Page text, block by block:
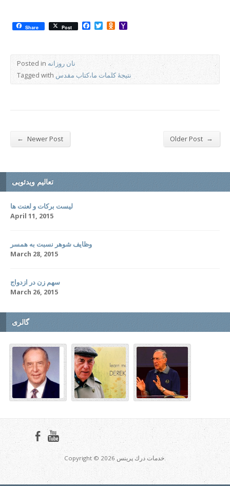
Share Post Facebook
TwitterOdnoklassniki
Posted in نان روزانه
Tagged withنتیجۀ کلمات ما،کتاب مقدس
← Newer Post Older Post →
تعالیم ویدئویی
لیست برکات و لعنت ها
April 11, 2015
وظایف شوهر نسبت به همسر
March 28, 2015
سهم زن در ازدواج
March 26, 2015
گالری
Copyright © 2026 خدمات درك پرينس.